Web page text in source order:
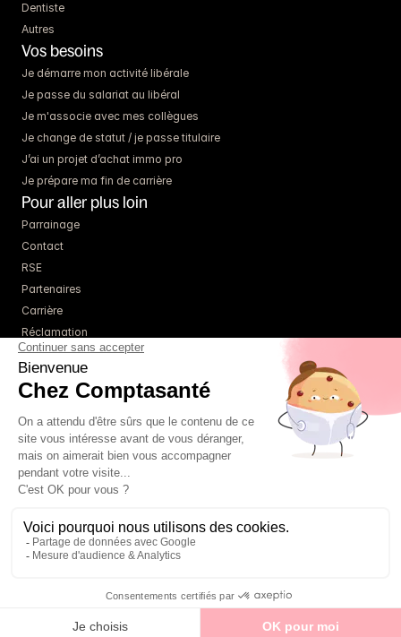
Dentiste
Autres
Vos besoins
Je démarre mon activité libérale
Je passe du salariat au libéral
Je m'associe avec mes collègues
Je change de statut / je passe titulaire
J’ai un projet d’achat immo pro
Je prépare ma fin de carrière
Pour aller plus loin
Parrainage
Contact
RSE
Partenaires
Carrière
Réclamation
Ressources
Blog
Guides
Webinaires
Simulateurs
À propos
Tarifs
01 85 09 22 86
FAQ
- Tous droits réservés - Mentions légales - Politique de confidentialité